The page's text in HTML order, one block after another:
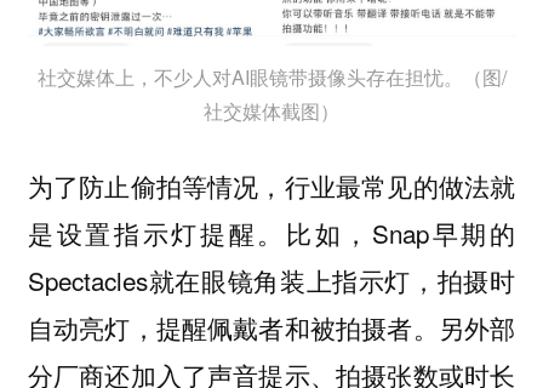
社交媒体上，不少人对AI眼镜带摄像头存在担忧。（图/
社交媒体截图）
为了防止偷拍等情况，行业最常见的做法就
是设置指示灯提醒。比如，Snap早期的
Spectacles就在眼镜角装上指示灯，拍摄时
自动亮灯，提醒佩戴者和被拍摄者。另外部
分厂商还加入了声音提示、拍摄张数或时长